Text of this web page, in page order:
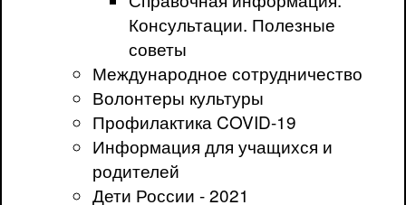
Консультации. Полезные
советы
Международное сотрудничество
Волонтеры культуры
Профилактика COVID-19
Информация для учащихся и
родителей
Дети России - 2021